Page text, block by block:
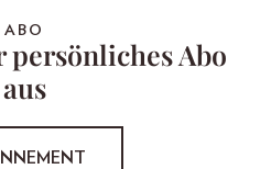
ABO
persönliches Abo
aus